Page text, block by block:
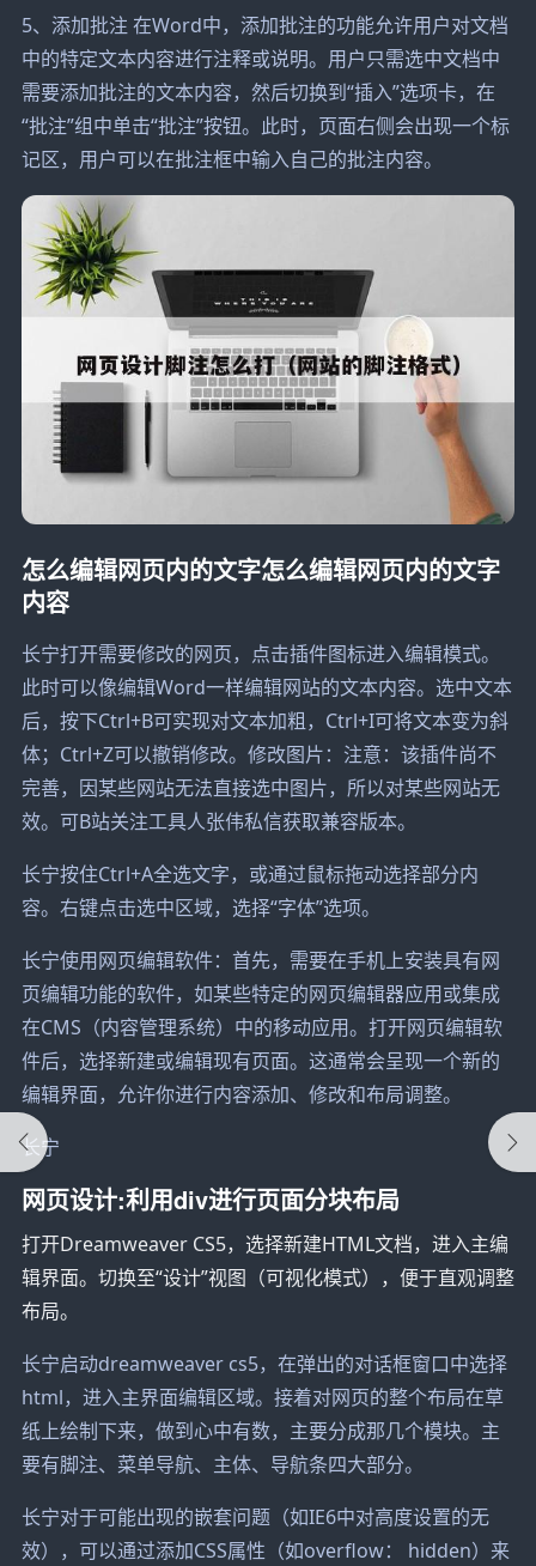
5、添加批注 在Word中，添加批注的功能允许用户对文档
中的特定文本内容进行注释或说明。用户只需选中文档中
需要添加批注的文本内容，然后切换到“插入”选项卡，在
“批注”组中单击“批注”按钮。此时，页面右侧会出现一个标
记区，用户可以在批注框中输入自己的批注内容。
怎么编辑网页内的文字怎么编辑网页内的文字
内容
长宁打开需要修改的网页，点击插件图标进入编辑模式。
此时可以像编辑Word一样编辑网站的文本内容。选中文本
后，按下Ctrl+B可实现对文本加粗，Ctrl+I可将文本变为斜
体；Ctrl+Z可以撤销修改。修改图片：注意：该插件尚不
完善，因某些网站无法直接选中图片，所以对某些网站无
效。可B站关注工具人张伟私信获取兼容版本。
长宁按住Ctrl+A全选文字，或通过鼠标拖动选择部分内
容。右键点击选中区域，选择“字体”选项。
长宁使用网页编辑软件：首先，需要在手机上安装具有网
页编辑功能的软件，如某些特定的网页编辑器应用或集成
在CMS（内容管理系统）中的移动应用。打开网页编辑软
件后，选择新建或编辑现有页面。这通常会呈现一个新的
编辑界面，允许你进行内容添加、修改和布局调整。
长宁
网页设计:利用div进行页面分块布局
打开Dreamweaver CS5，选择新建HTML文档，进入主编
辑界面。切换至“设计”视图（可视化模式），便于直观调整
布局。
长宁启动dreamweaver cs5，在弹出的对话框窗口中选择
html，进入主界面编辑区域。接着对网页的整个布局在草
纸上绘制下来，做到心中有数，主要分成那几个模块。主
要有脚注、菜单导航、主体、导航条四大部分。
长宁对于可能出现的嵌套问题（如IE6中对高度设置的无
效），可以通过添加CSS属性（如overflow： hidden）来